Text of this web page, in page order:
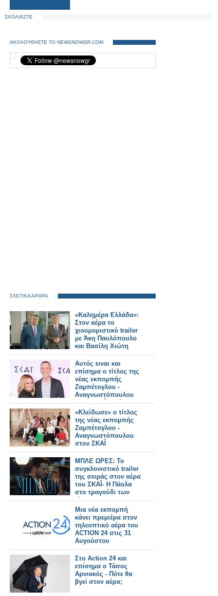
ΣΧΟΛΙΑΣΤΕ
ΑΚΟΛΟΥΘΗΣΤΕ ΤΟ NEWSNOWGR.COM
ΣΧΕΤΙΚΑ ΑΡΘΡΑ
«Καλημέρα Ελλάδα»:
Στον αέρα το
χιουμοριστικό trailer
με Άκη Παυλόπουλο
και Βασίλη Χιώτη
Αυτός ειναι και
επίσημα ο τίτλος της
νέας εκπομπής
Ζαμπέτογλου -
Αναγνωστόπουλου
στον ΣΚΑΪ - Δείτε το
τρειλερ
«Κλείδωσε» ο τίτλος
της νέας εκπομπής
Ζαμπέτογλου -
Αναγνωστόπουλου
στον ΣΚΑΪ
ΜΠΛΕ ΩΡΕΣ: Το
συγκλονιστικό trailer
της σειράς στον αέρα
του ΣΚΑΪ- Η Πάολα
στο τραγούδι των
τίτλων
Μια νέα εκπομπή
κάνει πρεμιέρα στον
τηλεοπτικό αέρα του
ACTION 24 στις 31
Αυγούστου
Στο Action 24 και
επίσημα ο Τάσος
Αρνιακός - Πότε θα
βγεί στον αέρα;